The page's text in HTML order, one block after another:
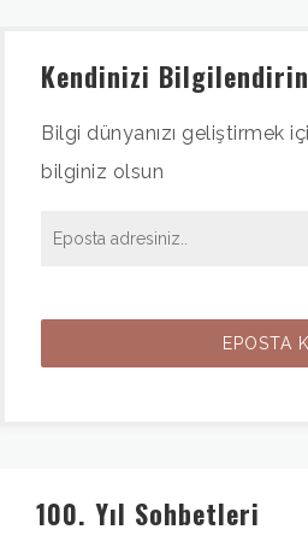
Kendinizi Bilgilendirin
Bilgi dünyanızı geliştirmek
bilginiz olsun
100. Yıl Sohbetleri